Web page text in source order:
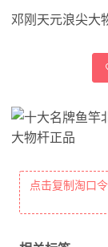
邓刚天元浪尖大
点击复制淘口令【￥